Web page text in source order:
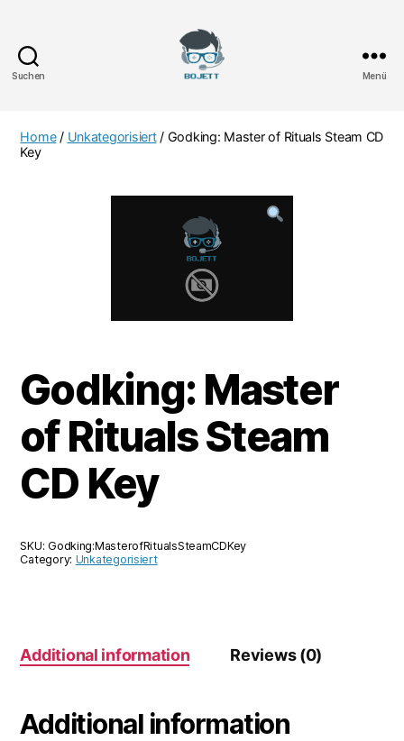
Suchen Menü
Home/ Unkategorisiert/ Godking: Master of Rituals Steam CD
Key
Godking: Master
of Rituals Steam
CD Key
SKU:Godking:MasterofRitualsSteamCDKey
Category: Unkategorisiert
Additional information Reviews (0)
Additional information